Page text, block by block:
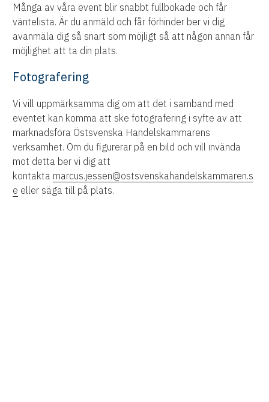
Många av våra event blir snabbt fullbokade och får
väntelista. Är du anmäld och får förhinder ber vi dig
avanmäla dig så snart som möjligt så att någon annan får
möjlighet att ta din plats.
Fotografering
Vi vill uppmärksamma dig om att det i samband med
eventet kan komma att ske fotografering i syfte av att
marknadsföra Östsvenska Handelskammarens
verksamhet. Om du figurerar på en bild och vill invända
mot detta ber vi dig att
kontakta marcus.jessen@ostsvenskahandelskammaren.s
e eller säga till på plats.